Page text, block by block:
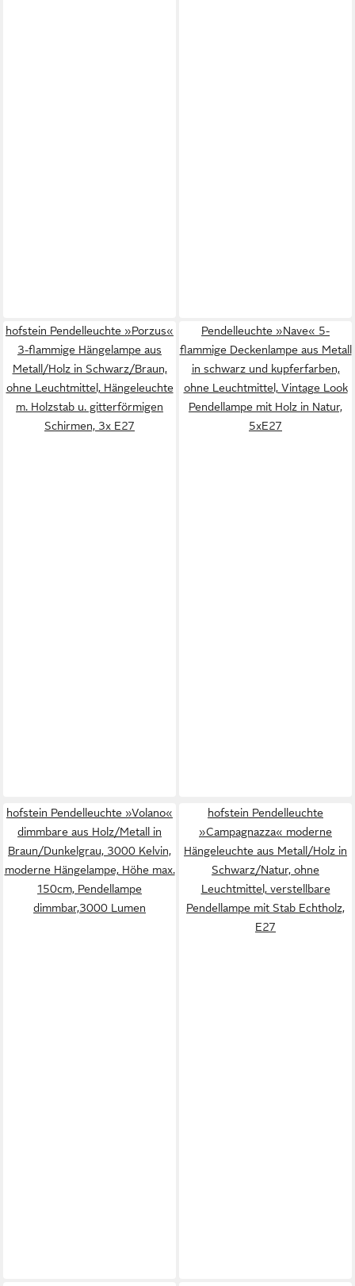
hofstein Pendelleuchte »Porzus«
3-flammige Hängelampe aus
Metall/Holz in Schwarz/Braun,
ohne Leuchtmittel, Hängeleuchte
m. Holzstab u. gitterförmigen
Schirmen, 3x E27
Pendelleuchte »Nave« 5-
flammige Deckenlampe aus Metall
in schwarz und kupferfarben,
ohne Leuchtmittel, Vintage Look
Pendellampe mit Holz in Natur,
5xE27
hofstein Pendelleuchte »Volano«
dimmbare aus Holz/Metall in
Braun/Dunkelgrau, 3000 Kelvin,
moderne Hängelampe, Höhe max.
150cm, Pendellampe
dimmbar,3000 Lumen
hofstein Pendelleuchte
»Campagnazza« moderne
Hängeleuchte aus Metall/Holz in
Schwarz/Natur, ohne
Leuchtmittel, verstellbare
Pendellampe mit Stab Echtholz,
E27